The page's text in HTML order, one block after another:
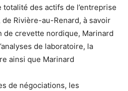
des actifs de l’entreprise
Rivière-au-Renard, à savoir
de crevette nordique, Marinard
de laboratoire, la
ainsi que Marinard
de négociations, les